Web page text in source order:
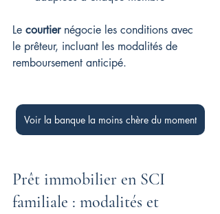
Le courtier négocie les conditions avec
le prêteur, incluant les modalités de
remboursement anticipé.
Voir la banque la moins chère du moment
Prêt immobilier en SCI
familiale : modalités et